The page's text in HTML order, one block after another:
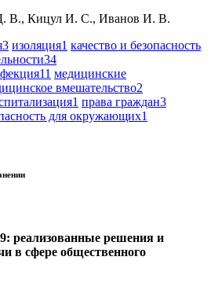
В., Кицул И. С., Иванов И. В.
3 изоляция1 качество и безопасность
34
11 медицинские
вмешательство2
1 права граждан3
для окружающих1
реализованные решения и
в сфере общественного